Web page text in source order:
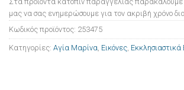
μας να σας ενημερώσουμε για τον ακριβή χρόνο
Κωδικός προϊόντος: 253475
Κατηγορίες: Αγία Μαρίνα Εικόνες Εκκλησιαστικά